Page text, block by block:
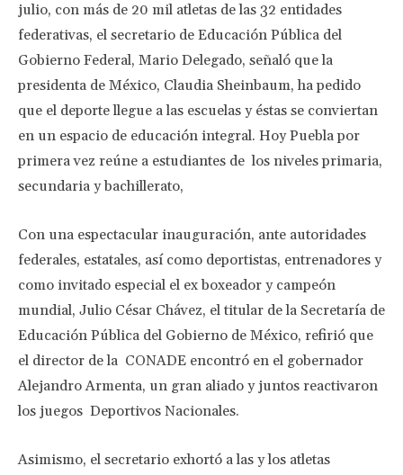
julio, con más de 20 mil atletas de las 32 entidades
federativas, el secretario de Educación Pública del
Gobierno Federal, Mario Delegado, señaló que la
presidenta de México, Claudia Sheinbaum, ha pedido
que el deporte llegue a las escuelas y éstas se conviertan
en un espacio de educación integral. Hoy Puebla por
primera vez reúne a estudiantes de los niveles primaria,
secundaria y bachillerato,
Con una espectacular inauguración, ante autoridades
federales, estatales, así como deportistas, entrenadores y
como invitado especial el ex boxeador y campeón
mundial, Julio César Chávez, el titular de la Secretaría de
Educación Pública del Gobierno de México, refirió que
el director de la CONADE encontró en el gobernador
Alejandro Armenta, un gran aliado y juntos reactivaron
los juegos Deportivos Nacionales.
Asimismo, el secretario exhortó a las y los atletas